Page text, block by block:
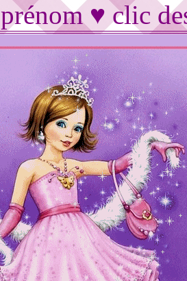
♥ clic